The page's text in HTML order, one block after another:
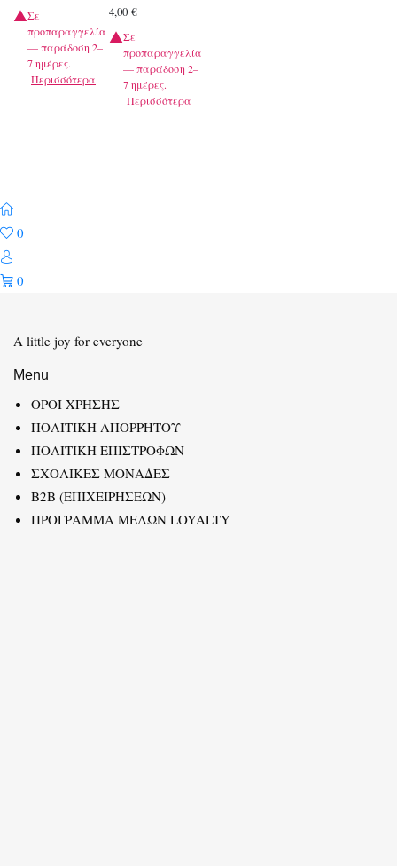
Σε
προπαραγγελία
— παράδοση 2–
7 ημέρες.
Περισσότερα
4,00€
Σε
προπαραγγελία
— παράδοση 2–
7 ημέρες.
Περισσότερα
0
0
A little joy for everyone
Menu
ΟΡΟΙ ΧΡΗΣΗΣ
ΠΟΛΙΤΙΚΗ ΑΠΟΡΡΗΤΟΥ
ΠΟΛΙΤΙΚΗ ΕΠΙΣΤΡΟΦΩΝ
ΣΧΟΛΙΚΕΣ ΜΟΝΑΔΕΣ
B2B (ΕΠΙΧΕΙΡΗΣΕΩΝ)
ΠΡΟΓΡΑΜΜΑ ΜΕΛΩΝ LOYALTY